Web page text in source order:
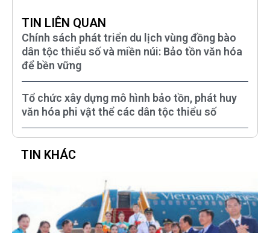
TIN LIÊN QUAN
Chính sách phát triển du lịch vùng đồng bào
dân tộc thiểu số và miền núi: Bảo tồn văn hóa
để bền vững
Tổ chức xây dựng mô hình bảo tồn, phát huy
văn hóa phi vật thể các dân tộc thiểu số
TIN KHÁC